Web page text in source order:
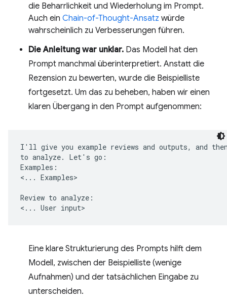
die Beharrlichkeit und Wiederholung im Prompt.
Auch ein Chain-of-Thought-Ansatz würde
wahrscheinlich zu Verbesserungen führen.
Die Anleitung war unklar. Das Modell hat den
Prompt manchmal überinterpretiert. Anstatt die
Rezension zu bewerten, wurde die Beispielliste
fortgesetzt. Um das zu beheben, haben wir einen
klaren Übergang in den Prompt aufgenommen:
I'll give you example reviews and outputs, and
to analyze. Let's go:
Examples:
<... Examples>
Review to analyze:
Eine klare Strukturierung des Prompts hilft dem
Modell, zwischen der Beispielliste (wenige
Aufnahmen) und der tatsächlichen Eingabe zu
unterscheiden.